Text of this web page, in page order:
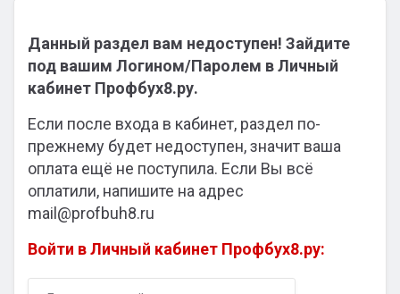
Данный раздел вам недоступен! Зайдите
под вашим Логином/Паролем в Личный
кабинет Профбух8.ру.
Если после входа в кабинет, раздел по-
прежнему будет недоступен, значит ваша
оплата ещё не поступила. Если Вы всё
оплатили, напишите на адрес
mail@profbuh8.ru
Войти в Личный кабинет Профбух8.ру: